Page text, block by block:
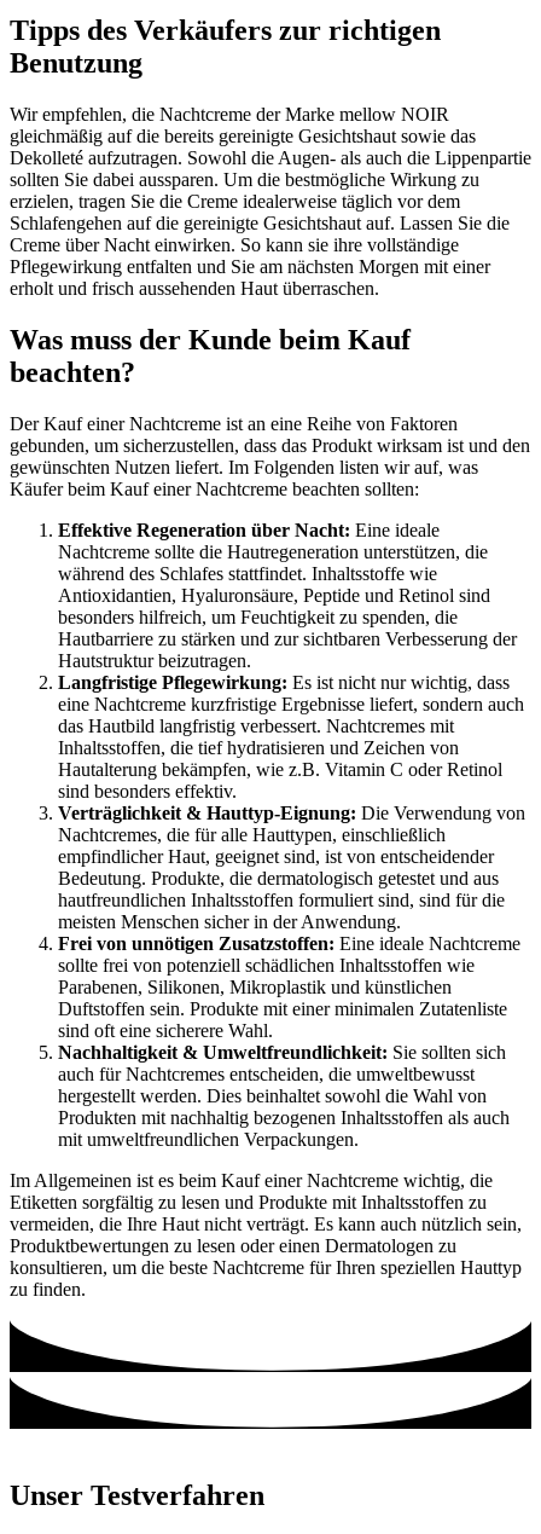
Tipps des Verkäufers zur richtigen
Benutzung
Wir empfehlen, die Nachtcreme der Marke mellow NOIR
gleichmäßig auf die bereits gereinigte Gesichtshaut sowie das
Dekolleté aufzutragen. Sowohl die Augen- als auch die Lippenpartie
sollten Sie dabei aussparen. Um die bestmögliche Wirkung zu
erzielen, tragen Sie die Creme idealerweise täglich vor dem
Schlafengehen auf die gereinigte Gesichtshaut auf. Lassen Sie die
Creme über Nacht einwirken. So kann sie ihre vollständige
Pflegewirkung entfalten und Sie am nächsten Morgen mit einer
erholt und frisch aussehenden Haut überraschen.
Was muss der Kunde beim Kauf
beachten?
Der Kauf einer Nachtcreme ist an eine Reihe von Faktoren
gebunden, um sicherzustellen, dass das Produkt wirksam ist und den
gewünschten Nutzen liefert. Im Folgenden listen wir auf, was
Käufer beim Kauf einer Nachtcreme beachten sollten:
Effektive Regeneration über Nacht: Eine ideale
Nachtcreme sollte die Hautregeneration unterstützen, die
während des Schlafes stattfindet. Inhaltsstoffe wie
Antioxidantien, Hyaluronsäure, Peptide und Retinol sind
besonders hilfreich, um Feuchtigkeit zu spenden, die
Hautbarriere zu stärken und zur sichtbaren Verbesserung der
Hautstruktur beizutragen.
Langfristige Pflegewirkung: Es ist nicht nur wichtig, dass
eine Nachtcreme kurzfristige Ergebnisse liefert, sondern auch
das Hautbild langfristig verbessert. Nachtcremes mit
Inhaltsstoffen, die tief hydratisieren und Zeichen von
Hautalterung bekämpfen, wie z.B. Vitamin C oder Retinol
sind besonders effektiv.
Verträglichkeit & Hauttyp-Eignung: Die Verwendung von
Nachtcremes, die für alle Hauttypen, einschließlich
empfindlicher Haut, geeignet sind, ist von entscheidender
Bedeutung. Produkte, die dermatologisch getestet und aus
hautfreundlichen Inhaltsstoffen formuliert sind, sind für die
meisten Menschen sicher in der Anwendung.
Frei von unnötigen Zusatzstoffen: Eine ideale Nachtcreme
sollte frei von potenziell schädlichen Inhaltsstoffen wie
Parabenen, Silikonen, Mikroplastik und künstlichen
Duftstoffen sein. Produkte mit einer minimalen Zutatenliste
sind oft eine sicherere Wahl.
Nachhaltigkeit & Umweltfreundlichkeit: Sie sollten sich
auch für Nachtcremes entscheiden, die umweltbewusst
hergestellt werden. Dies beinhaltet sowohl die Wahl von
Produkten mit nachhaltig bezogenen Inhaltsstoffen als auch
mit umweltfreundlichen Verpackungen.
Im Allgemeinen ist es beim Kauf einer Nachtcreme wichtig, die
Etiketten sorgfältig zu lesen und Produkte mit Inhaltsstoffen zu
vermeiden, die Ihre Haut nicht verträgt. Es kann auch nützlich sein,
Produktbewertungen zu lesen oder einen Dermatologen zu
konsultieren, um die beste Nachtcreme für Ihren speziellen Hauttyp
zu finden.
Unser Testverfahren